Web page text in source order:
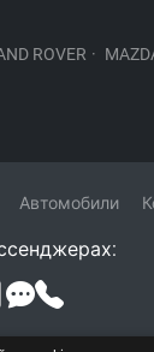
ROVER ·
Автомобили